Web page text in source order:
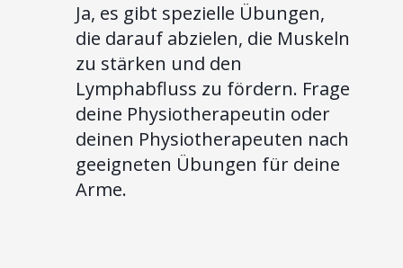
Ja, es gibt spezielle Übungen,
die darauf abzielen, die Muskeln
zu stärken und den
Lymphabfluss zu fördern. Frage
deine Physiotherapeutin oder
deinen Physiotherapeuten nach
geeigneten Übungen für deine
Arme.